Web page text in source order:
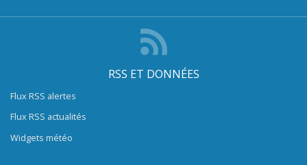
RSS ET DONNÉES
Flux RSS alertes
Flux RSS actualités
Widgets météo